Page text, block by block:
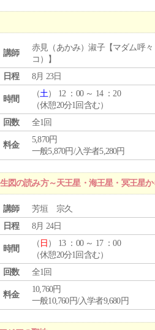
講師
赤見（あかみ）淑子【マダム呼々
コ）】
日程
8月 23日
時間
（土） 12 ：00 ～ 14 ：20
（休憩20分1回含む）
回数
全1回
料金
5,870円
一般5,870円/入学者5,280円
図の読み方～天王星・海王星・冥王星
講師
芳垣 宗久
日程
8月 24日
時間
（ 日 ） 13 ：00 ～ 17 ：00
（休憩20分1回含む）
回数
全1回
料金
10,760円
一般10,760円/入学者9,680円